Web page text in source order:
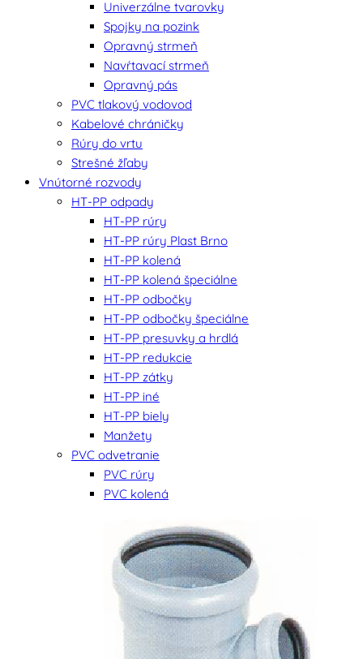
Univerzálne tvarovky
Spojky na pozink
Opravný strmeň
Navŕtavací strmeň
Opravný pás
PVC tlakový vodovod
Kabelové chráničky
Rúry do vrtu
Strešné žľaby
Vnútorné rozvody
HT-PP odpady
HT-PP rúry
HT-PP rúry Plast Brno
HT-PP kolená
HT-PP kolená špeciálne
HT-PP odbočky
HT-PP odbočky špeciálne
HT-PP presuvky a hrdlá
HT-PP redukcie
HT-PP zátky
HT-PP iné
HT-PP biely
Manžety
PVC odvetranie
PVC rúry
PVC kolená